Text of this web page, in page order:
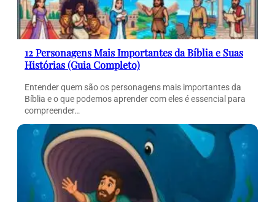
12 Personagens Mais Importantes da Bíblia e Suas
Histórias (Guia Completo)
Entender quem são os personagens mais importantes da
Bíblia e o que podemos aprender com eles é essencial para
compreender…